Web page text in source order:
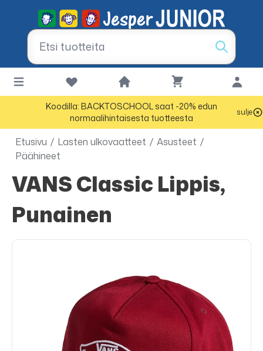
Koodilla: BACKTOSCHOOL saat -20% edun
normaalihintaisesta tuotteesta
sulje
Etusivu / Lasten ulkovaatteet / Asusteet /
Päähineet
VANS Classic Lippis,
Punainen